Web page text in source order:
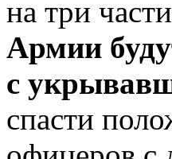
на три
Армии
с
спасти